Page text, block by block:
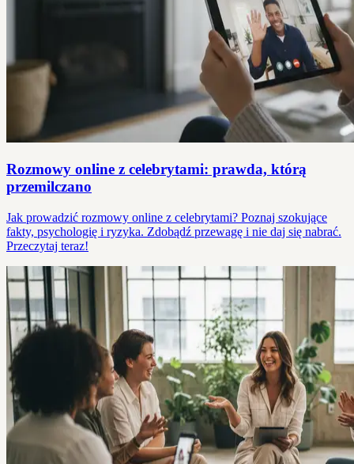
Rozmowy online z celebrytami: prawda, którą
przemilczano
Jak prowadzić rozmowy online z celebrytami? Poznaj szokujące
fakty, psychologię i ryzyka. Zdobądź przewagę i nie daj się nabrać.
Przeczytaj teraz!